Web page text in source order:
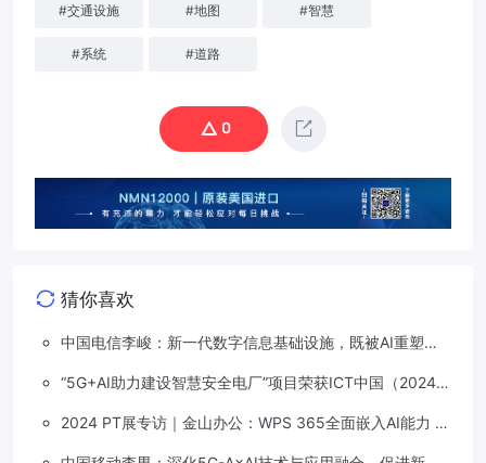
#交通设施 #地图 #智慧
#系统 #道路
0
猜你喜欢
中国电信李峻：新一代数字信息基础设施，既被AI重塑，
“5G+AI助力建设智慧安全电厂”项目荣获ICT中国（2024）
2024 PT展专访｜金山办公：WPS 365全面嵌入AI能力 打